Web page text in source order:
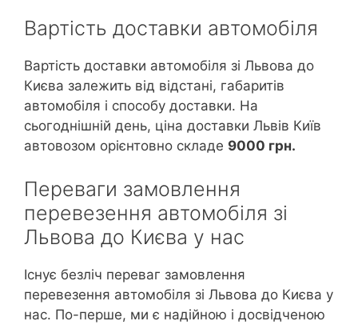
Вартість доставки автомобіля
Вартість доставки автомобіля зі Львова до
Києва залежить від відстані, габаритів
автомобіля і способу доставки. На
сьогоднішній день, ціна доставки Львів Київ
автовозом орієнтовно складе 9000 грн.
Переваги замовлення
перевезення автомобіля зі
Львова до Києва у нас
Існує безліч переваг замовлення
перевезення автомобіля зі Львова до Києва у
нас. По-перше, ми є надійною і досвідченою